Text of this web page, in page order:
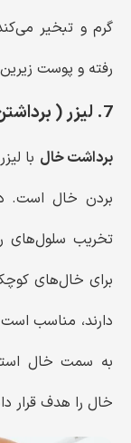
گرم و تبخیر
رفته و پوست
7. لیزر ( برداشتن خال با سوزاندن )
برداشت خال با
بردن خال است.
تخریب سلول‌های
برای خال‌های
دارند، مناسب است.
به سمت خال
خال را هدف قرار